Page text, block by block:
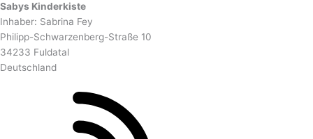
Sabys Kinderkiste
Inhaber: Sabrina Fey
Philipp-Schwarzenberg-Straße 10
34233 Fuldatal
Deutschland